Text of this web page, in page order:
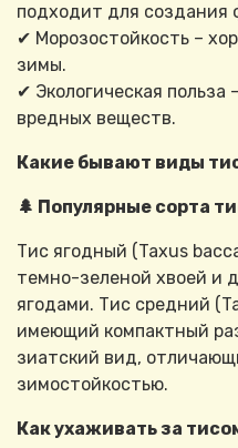
подходит для создания
✔ Морозостойкость –
зимы.
✔ Экологическая
вредных веществ.
Какие бывают виды
🌲 Популярные сорта
Тис ягодный (Taxus
темно-зеленой хвоей и
ягодами. Тис средний
имеющий компактный
зиатский вид,
зимостойкостью.
Как ухаживать за